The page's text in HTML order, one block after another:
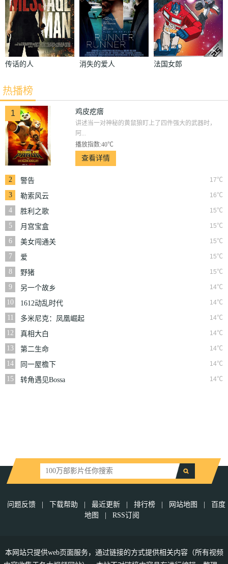
传话的人 消失的爱人 法国女郎
热播榜
1 鸡皮疙瘩
讲述当一对神秘的黄鼠狼盯上了四件强大的武器时，
阿...
播放指数:40℃
查看详情
2 17℃
警告
3
16℃
勒索风云
4
15℃
胜利之歌
5
15℃
月宫宝盒
6
15℃
美女闯通关
7
15℃
爱
8
15℃
野猪
9
14℃
另一个故乡
10
14℃
1612动乱时代
11
14℃
多米尼克：凤凰崛起
12
14℃
真相大白
13
14℃
第二生命
14
14℃
同一屋檐下
15
14℃
转角遇见Bossa
问题反馈 下载帮助 最近更新 排行榜 网站地图
百度
地图
RSS订阅
本网站只提供web页面服务，通过链接的方式提供相关内容（所有视频